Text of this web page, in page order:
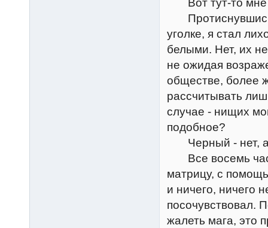
Вот тут-то мне
Протиснувшись
уголке, я стал
белыми. Нет, их
не ожидая
обществе, более
рассчитывать
случае - нищих
подобное?
Черный - нет, а
Все восемь
матрицу, с
и ничего, ничего
посочувствовал.
жалеть мага, это